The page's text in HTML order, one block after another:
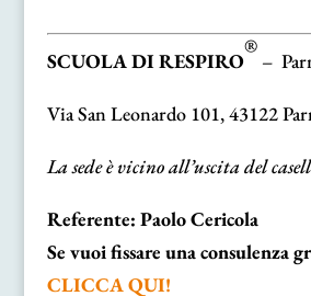
SCUOLA DI RESPIRO
®
–
Via San Leonardo 101, 43122
La sede è vicino all’uscita del
Referente: Paolo Cericola
Se vuoi fissare una consulenza
CLICCA QUI!